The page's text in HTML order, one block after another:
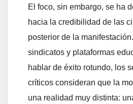
El foco, sin embargo, se ha
hacia la credibilidad de las
posterior de la
sindicatos y plataformas
hablar de éxito rotundo, los
críticos consideran que la
una realidad muy distinta: